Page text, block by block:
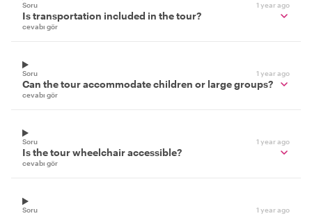
Soru 1 year ago
Is transportation included in the tour?
cevabı gör
Soru 1 year ago
Can the tour accommodate children or large groups?
cevabı gör
Soru 1 year ago
Is the tour wheelchair accessible?
cevabı gör
Soru 1 year ago